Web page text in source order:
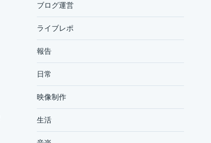
ブログ運営
ライブレポ
報告
日常
映像制作
生活